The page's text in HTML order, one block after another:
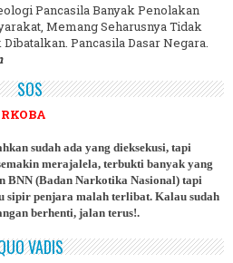
Pancasila Banyak Penolakan
Memang Seharusnya Tidak
Pancasila Dasar Negara.
SOS
sudah ada yang dieksekusi, tapi
merajalela, terbukti banyak yang
BNN (Badan Narkotika Nasional) tapi
sipir penjara malah terlibat. Kalau sudah
berhenti, jalan terus!.
VADIS